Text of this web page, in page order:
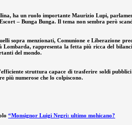
ha un ruolo importante Maurizio Lupi,
– Bunga Bunga. Il tema non sembra però
sopra menzionati, Comunione e Liberazione
Lombarda, rappresenta la fetta più ricca del
del mondo.
struttura capace di trasferire soldi
più numerose che lo colpiscono.
“Monsignor Luigi Negri: ultimo mohicano?